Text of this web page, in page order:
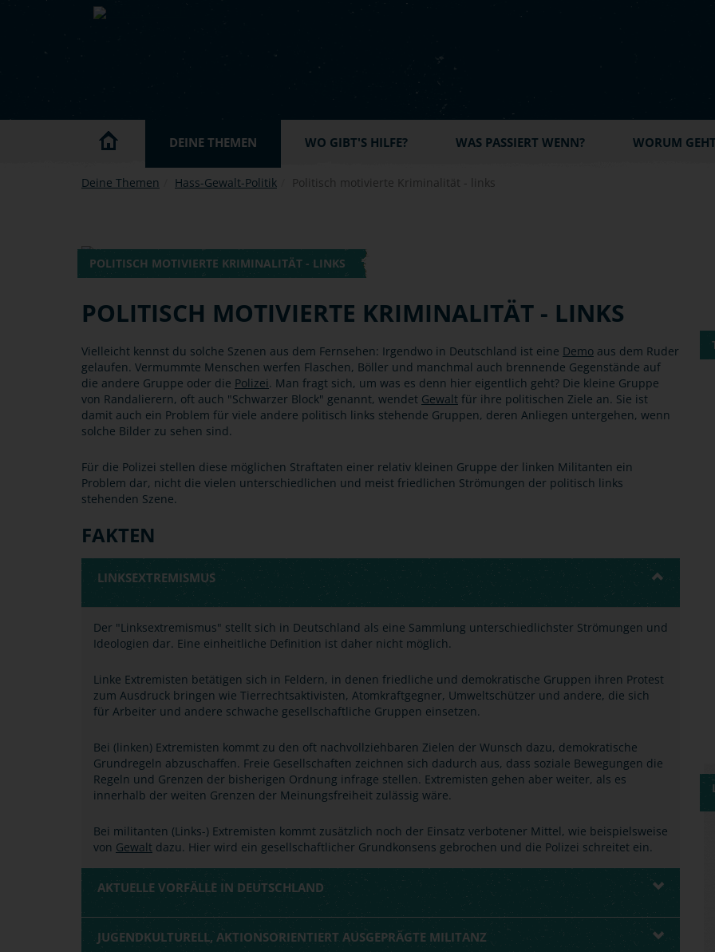
Skip to main content
DEINE THEMEN WO GIBT'S HILFE? WAS PASSIERT WENN? WORUM
Deine Themen Hass-Gewalt-Politik Politisch motivierte Kriminalität - links
POLITISCH MOTIVIERTE KRIMINALITÄT - LINKS
POLITISCH MOTIVIERTE KRIMINALITÄT - LINKS
Vielleicht kennst du solche Szenen aus dem Fernsehen: Irgendwo in Deutschland ist eine Demo aus dem Ruder
gelaufen. Vermummte Menschen werfen Flaschen, Böller und manchmal auch brennende Gegenstände auf
die andere Gruppe oder die Polizei. Man fragt sich, um was es denn hier eigentlich geht? Die kleine Gruppe
von Randalierern, oft auch "Schwarzer Block" genannt, wendet Gewalt für ihre politischen Ziele an. Sie ist
damit auch ein Problem für viele andere politisch links stehende Gruppen, deren Anliegen untergehen, wenn
solche Bilder zu sehen sind.
Für die Polizei stellen diese möglichen Straftaten einer relativ kleinen Gruppe der linken Militanten ein
Problem dar, nicht die vielen unterschiedlichen und meist friedlichen Strömungen der politisch links
stehenden Szene.
FAKTEN
LINKSEXTREMISMUS
Der "Linksextremismus" stellt sich in Deutschland als eine Sammlung unterschiedlichster Strömungen und
Ideologien dar. Eine einheitliche Definition ist daher nicht möglich.
Linke Extremisten betätigen sich in Feldern, in denen friedliche und demokratische Gruppen ihren Protest
zum Ausdruck bringen wie Tierrechtsaktivisten, Atomkraftgegner, Umweltschützer und andere, die sich
für Arbeiter und andere schwache gesellschaftliche Gruppen einsetzen.
Bei (linken) Extremisten kommt zu den oft nachvollziehbaren Zielen der Wunsch dazu, demokratische
Grundregeln abzuschaffen. Freie Gesellschaften zeichnen sich dadurch aus, dass soziale Bewegungen die
Regeln und Grenzen der bisherigen Ordnung infrage stellen. Extremisten gehen aber weiter, als es
innerhalb der weiten Grenzen der Meinungsfreiheit zulässig wäre.
Bei militanten (Links-) Extremisten kommt zusätzlich noch der Einsatz verbotener Mittel, wie beispielsweise
von Gewalt dazu. Hier wird ein gesellschaftlicher Grundkonsens gebrochen und die Polizei schreitet ein.
AKTUELLE VORFÄLLE IN DEUTSCHLAND
JUGENDKULTURELL, AKTIONSORIENTIERT AUSGEPRÄGTE MILITANZ